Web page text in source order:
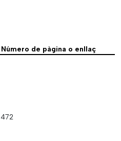
Número de pàgina o enllaç
472